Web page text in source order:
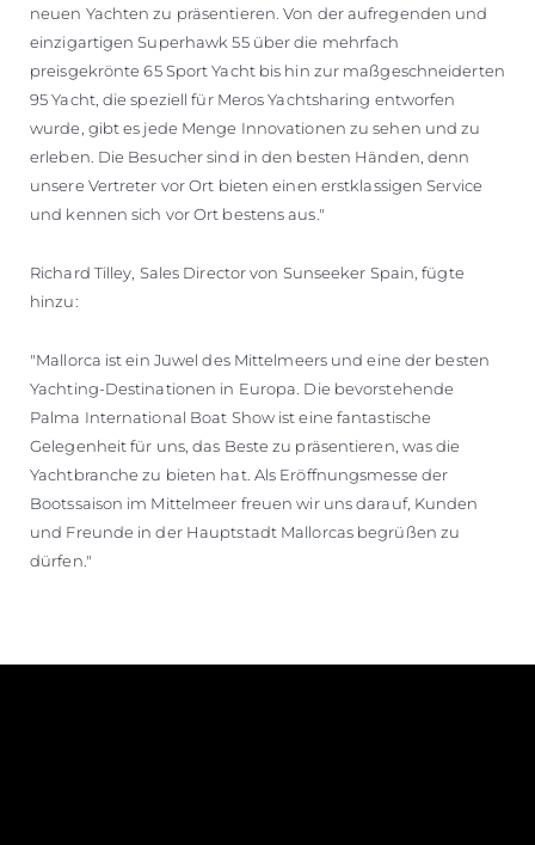
neuen Yachten zu präsentieren. Von der aufregenden und
einzigartigen Superhawk 55 über die mehrfach
preisgekrönte 65 Sport Yacht bis hin zur maßgeschneiderten
95 Yacht, die speziell für Meros Yachtsharing entworfen
wurde, gibt es jede Menge Innovationen zu sehen und zu
erleben. Die Besucher sind in den besten Händen, denn
unsere Vertreter vor Ort bieten einen erstklassigen Service
und kennen sich vor Ort bestens aus."
Richard Tilley, Sales Director von Sunseeker Spain, fügte
hinzu:
"Mallorca ist ein Juwel des Mittelmeers und eine der besten
Yachting-Destinationen in Europa. Die bevorstehende
Palma International Boat Show ist eine fantastische
Gelegenheit für uns, das Beste zu präsentieren, was die
Yachtbranche zu bieten hat. Als Eröffnungsmesse der
Bootssaison im Mittelmeer freuen wir uns darauf, Kunden
und Freunde in der Hauptstadt Mallorcas begrüßen zu
dürfen."